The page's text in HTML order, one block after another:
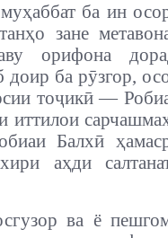
ба ин
зане
орифона
ба рӯзгор,
тоҷикӣ —
Балхӣ
аҳди
ва ё